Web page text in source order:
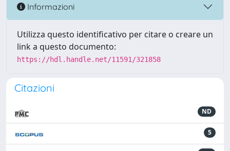
Informazioni
Utilizza questo identificativo per citare o creare un
link a questo documento:
https://hdl.handle.net/11591/321858
Citazioni
ND
5